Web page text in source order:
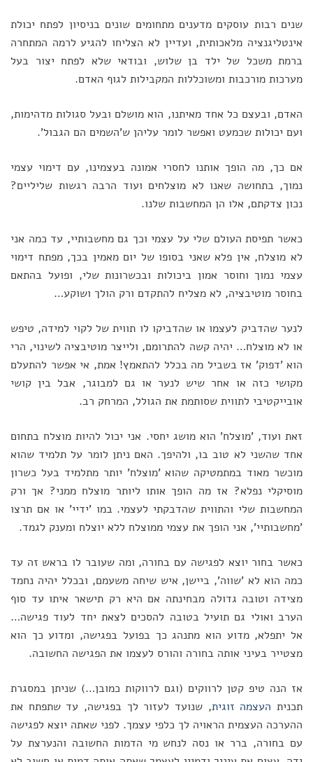
שנים רבות עוסקים מדענים מתחומים שונים בניסיון לפתח יכולת
אינטליגנציה מלאכותית, ועדיין לא הצליחו להגיע לרמה המתחרה
ברמת משכל של ילד בן שלוש, ובודאי שלא לפתח יצור בעל
מערכות מורכבות ומשוכללות המקבילות לגוף האדם.
האדם, ובעצם כל אחד מאיתנו, הוא מושלם ובעל סגולות מדהימות,
ועם יכולות שכמעט ואפשר לומר עליהן ש'השמים הם הגבול'.
אם כך, מה הופך אותנו לחסרי אמונה בעצמינו, עם דימוי עצמי
נמוך, בתחושה שאנו לא מוצלחים ועוד הרבה רגשות שליליים?
נכון צדקתם, אלו הן המחשבות שלנו.
כאשר תפיסת העולם שלי על עצמי וכך גם מחשבותיי, עד כמה אני
לא מוצלח, אין פלא שאני בסופו של יום מאמין בכך, מפתח דימוי
עצמי נמוך וחוסר אמון ביכולות ובכשרונות שלי, ופועל בהתאם
בחוסר מוטיבציה, לא מצליח להתקדם ורק הולך ושוקע…
לנער שהדביק לעצמו או שהדביקו לו תווית של לקוי למידה, טיפש
או לא מוצלח… יהיה קשה להתרומם, ולייצר מוטיבציה לשינוי, הרי
הוא 'דפוק' אז בשביל מה בכלל להתאמץ! אמת, אי אפשר להתעלם
מקושי כזה או אחר שיש לנער או גם למבוגר, אבל בין קושי
אובייקטיבי לתווית שסותמת את הגולל, המרחק רב.
זאת ועוד, 'מוצלח' הוא מושג יחסי. אני יכול להיות מוצלח בתחום
אחד שהשני לא טוב בו, ולהיפך. האם ניתן לומר על תלמיד שהוא
מוכשר מאוד במתמטיקה שהוא 'מוצלח' יותר מתלמיד בעל כשרון
מוסיקלי נפלא? אז מה הופך אותו ליותר מוצלח ממני? אך ורק
המחשבות שלי והתווית שהדבקתי לעצמי. במו 'ידיי' או אם תרצו
'מחשבותיי', אני הופך את עצמי ממוצלח ללא יוצלח ומענק לגמד.
כאשר בחור יוצא לפגישה עם בחורה, ומה שעובר לו בראש זה עד
כמה הוא לא 'שווה', ביישן, איש שיחה משעמם, ובכלל יהיה נחמד
מצידה וטובה גדולה מבחינתה אם היא רק תישאר איתו עד סוף
הערב ואולי גם תועיל בטובה להסכים לצאת יחד לעוד פגישה…
אל יתפלא, מדוע הוא מתנהג כך בפועל בפגישה, ומדוע כך הוא
מצטייר בעיני אותה בחורה והורס לעצמו את הפגישה החשובה.
אז הנה טיפ קטן לרווקים (וגם לרווקות כמובן…) שניתן במסגרת
תכנית העצמה זוגית, שנועד לעזור לך בפגישה, עד שתפתח את
ההערכה העצמית הראויה לך כלפי עצמך. לפני שאתה יוצא לפגישה
עם בחורה, ברר או נסה לנחש מי הדמות החשובה והנערצת על